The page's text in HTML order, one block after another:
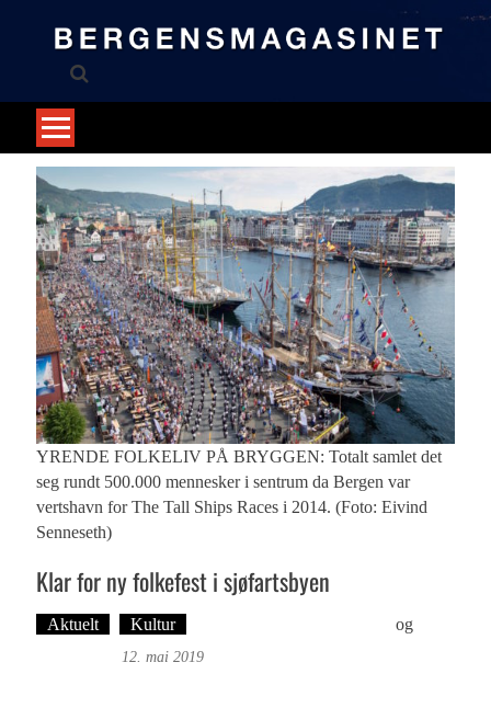
YRENDE FOLKELIV PÅ BRYGGEN: Totalt samlet det
seg rundt 500.000 mennesker i sentrum da Bergen var
vertshavn for The Tall Ships Races i 2014. (Foto: Eivind
Senneseth)
Klar for ny folkefest i sjøfartsbyen
Aktuelt Kultur og
12. mai 2019